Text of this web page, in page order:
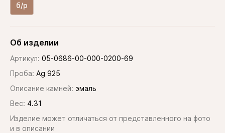
б/р
Об изделии
Артикул: 05-0686-00-000-0200-69
Проба: Ag 925
Описание камней: эмаль
Вес: 4.31
Изделие может отличаться от представленного на фото
и в описании